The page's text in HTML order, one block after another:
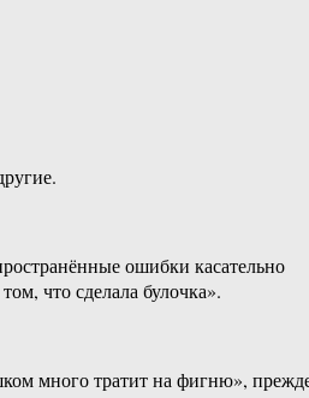
ошибки касательно
что сделала булочка».
много тратит на фигню»,